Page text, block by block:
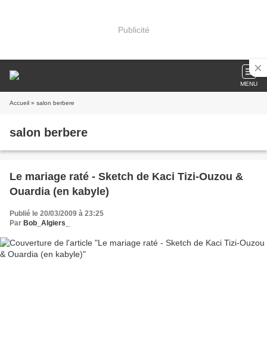
Publicité
MENU
Accueil » salon berbere
salon berbere
Le mariage raté - Sketch de Kaci Tizi-Ouzou &
Ouardia (en kabyle)
Publié le 20/03/2009 à 23:25
Par Bob_Algiers_